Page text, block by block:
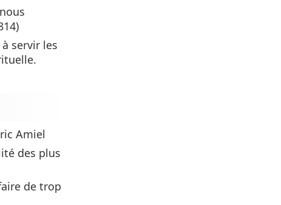
servir les
Amiel
des plus
de trop